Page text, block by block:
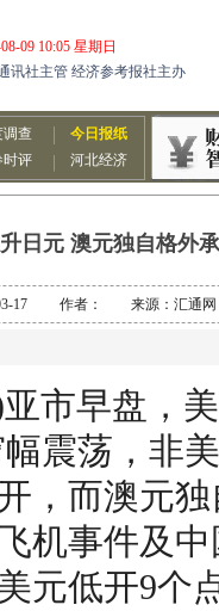
日元 澳元独自格外
03-17 作者： 来源：汇通网
市早盘，
震荡，非
，而澳元
机事件及
元低开9个